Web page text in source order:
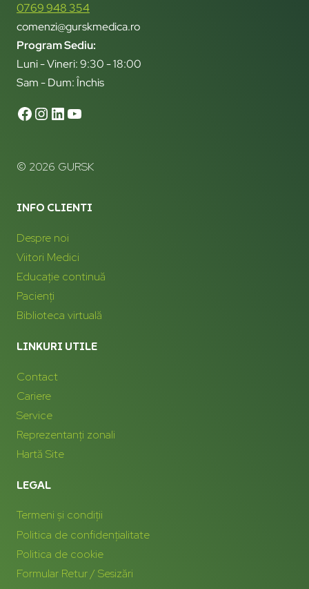
0769 948 354
comenzi@gurskmedica.ro
Program Sediu:
Luni - Vineri: 9:30 - 18:00
Sam - Dum: Închis
© 2026 GURSK
INFO CLIENTI
Despre noi
Viitori Medici
Educație continuă
Pacienți
Biblioteca virtuală
LINKURI UTILE
Contact
Cariere
Service
Reprezentanți zonali
Hartă Site
LEGAL
Termeni și condiții
Politica de confidențialitate
Politica de cookie
Formular Retur / Sesizări